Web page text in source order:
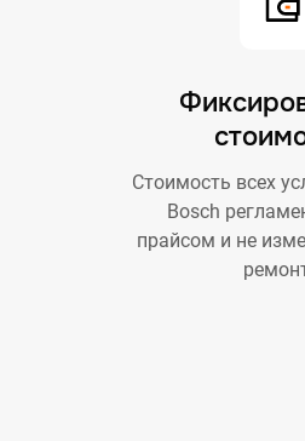
Стоимость всех
Bosch
прайсом и не